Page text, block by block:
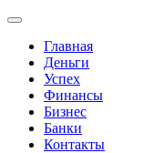
Главная
Деньги
Успех
Финансы
Бизнес
Банки
Контакты